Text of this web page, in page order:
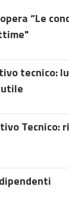
“Le
tecnico:
Tecnico: